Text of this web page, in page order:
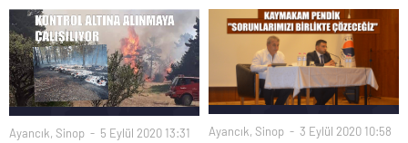
Yapıldı
Ayancık, Sinop 5 Eylül 2020 13:31 Ayancık, Sinop 3 Eylül 2020 10:58